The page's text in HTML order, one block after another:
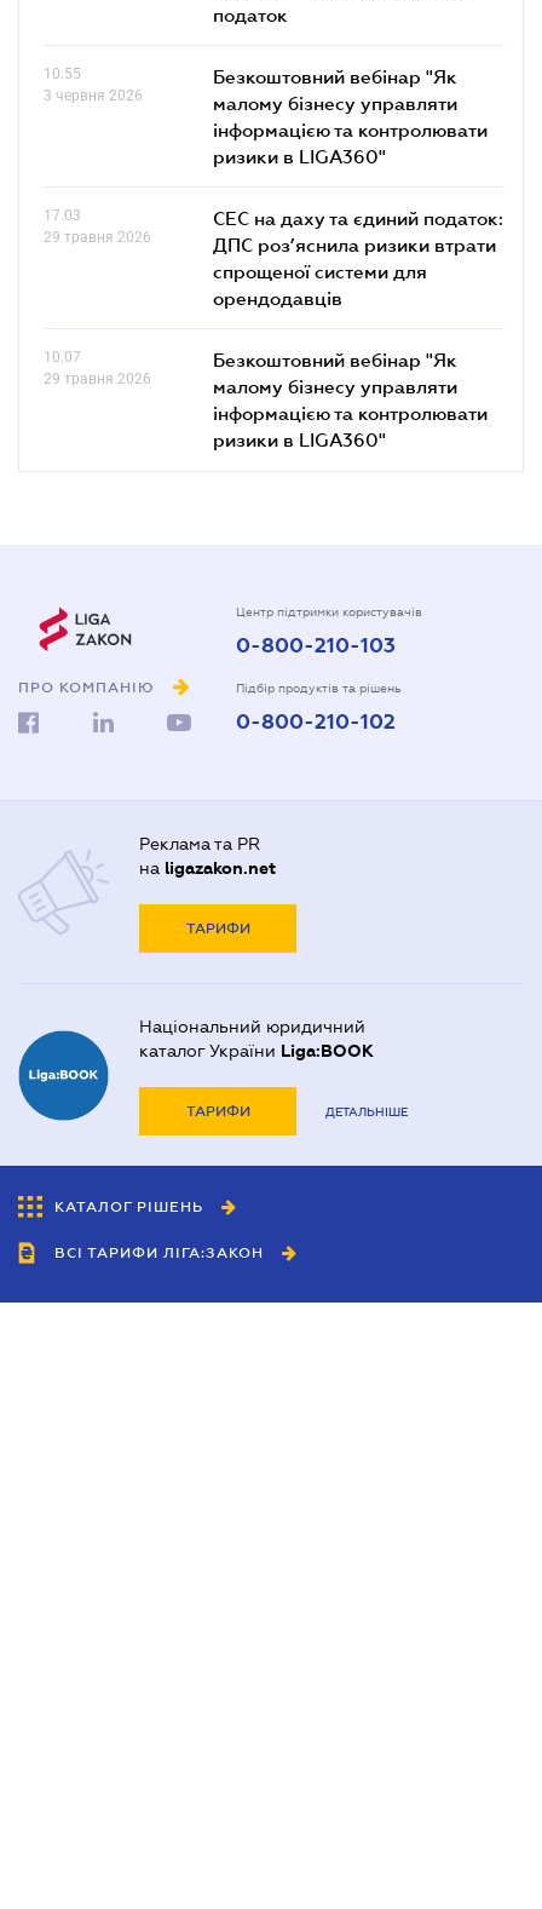
податок
10.55
3 червня 2026
Безкоштовний вебінар "Як
малому бізнесу управляти
інформацією та контролювати
ризики в LIGA360"
17.03
29 травня 2026
СЕС на даху та єдиний податок:
ДПС роз’яснила ризики втрати
спрощеної системи для
орендодавців
10.07
29 травня 2026
Безкоштовний вебінар "Як
малому бізнесу управляти
інформацією та контролювати
ризики в LIGA360"
ПРО КОМПАНІЮ
Центр підтримки користувачів
0-800-210-103
Підбір продуктів та рішень
0-800-210-102
Реклама та PR
на ligazakon.net
ТАРИФИ
Національний юридичний
каталог України Liga:BOOK
ТАРИФИ ДЕТАЛЬНІШЕ
КАТАЛОГ РІШЕНЬ
ВСІ ТАРИФИ ЛІГА:ЗАКОН